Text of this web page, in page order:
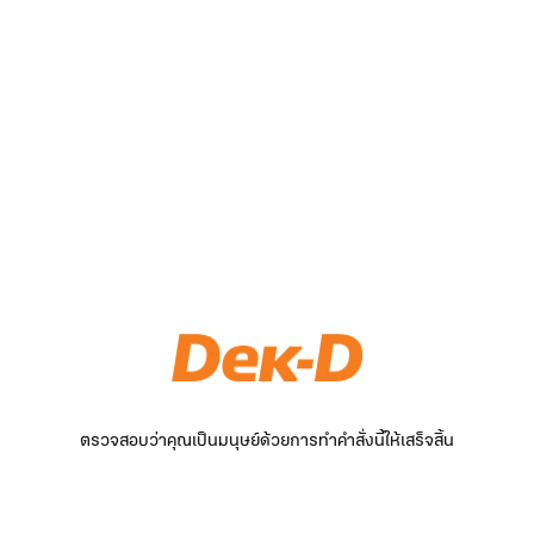
ตรวจสอบว่าคุณเป็นมนุษย์ด้วยการทำคำสั่งนี้ให้เสร็จสิ้น